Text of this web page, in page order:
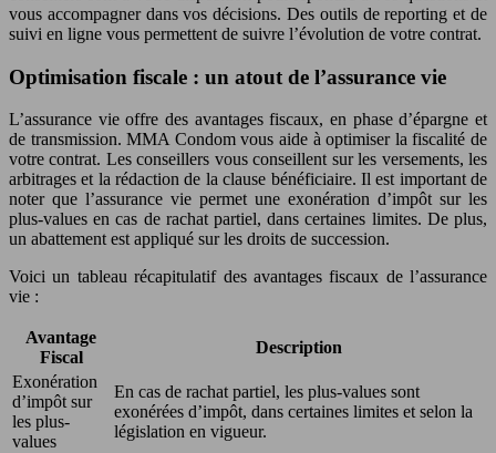
vous accompagner dans vos décisions. Des outils de reporting et de
suivi en ligne vous permettent de suivre l’évolution de votre contrat.
Optimisation fiscale : un atout de l’assurance vie
L’assurance vie offre des avantages fiscaux, en phase d’épargne et
de transmission. MMA Condom vous aide à optimiser la fiscalité de
votre contrat. Les conseillers vous conseillent sur les versements, les
arbitrages et la rédaction de la clause bénéficiaire. Il est important de
noter que l’assurance vie permet une exonération d’impôt sur les
plus-values en cas de rachat partiel, dans certaines limites. De plus,
un abattement est appliqué sur les droits de succession.
Voici un tableau récapitulatif des avantages fiscaux de l’assurance
vie :
Avantage
Fiscal
Description
Exonération
d’impôt sur
les plus-
values
En cas de rachat partiel, les plus-values sont
exonérées d’impôt, dans certaines limites et selon la
législation en vigueur.